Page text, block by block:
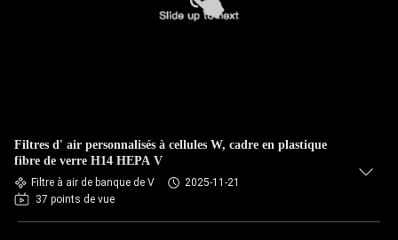
Filtres d' air personnalisés à cellules W, cadre en plastique
fibre de verre H14 HEPA V
Filtre à air de banque de V
2025-11-21
37 points de vue